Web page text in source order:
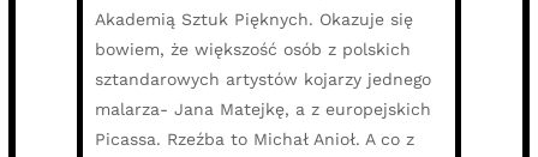
Akademią Sztuk Pięknych. Okazuje się
bowiem, że większość osób z polskich
sztandarowych artystów kojarzy jednego
malarza- Jana Matejkę, a z europejskich
Picassa. Rzeźba to Michał Anioł. A co z